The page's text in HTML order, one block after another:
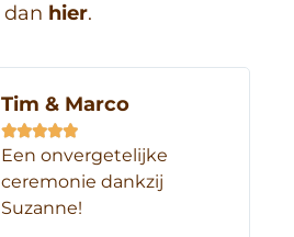
dan hier.
Tim & Marco

Een onvergetelijke
ceremonie dankzij
Suzanne!